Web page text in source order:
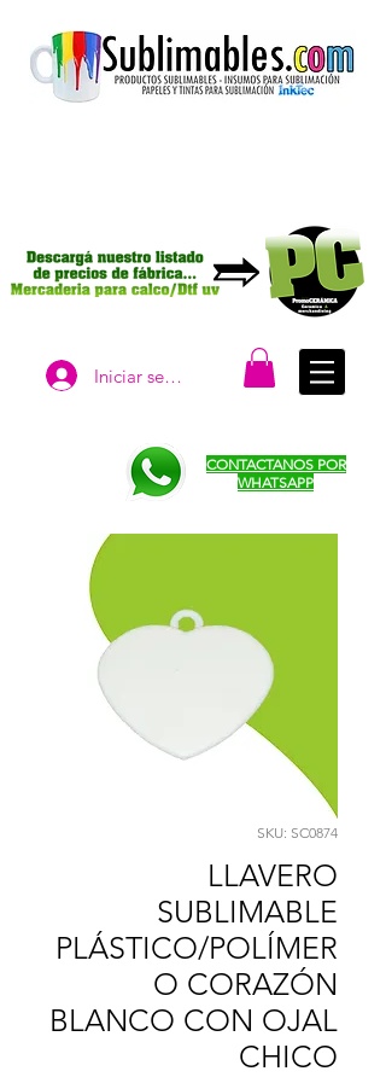
Iniciar sesión
CONTACTANOS POR
WHATSAPP
SKU: SC0874
LLAVERO
SUBLIMABLE
PLÁSTICO/POLÍMER
O CORAZÓN
BLANCO CON OJAL
CHICO